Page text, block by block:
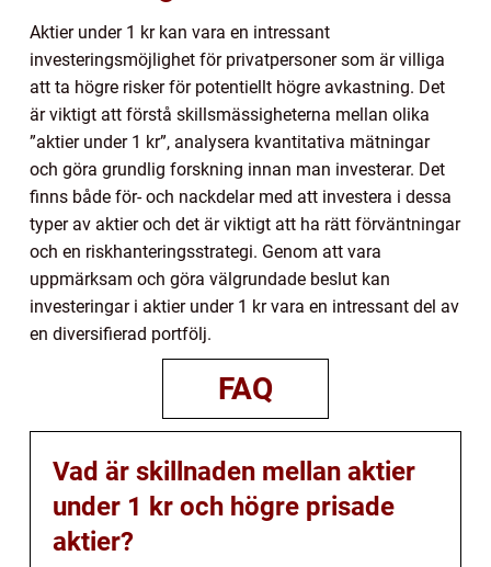
Aktier under 1 kr kan vara en intressant
investeringsmöjlighet för privatpersoner som är villiga
att ta högre risker för potentiellt högre avkastning. Det
är viktigt att förstå skillsmässigheterna mellan olika
”aktier under 1 kr”, analysera kvantitativa mätningar
och göra grundlig forskning innan man investerar. Det
finns både för- och nackdelar med att investera i dessa
typer av aktier och det är viktigt att ha rätt förväntningar
och en riskhanteringsstrategi. Genom att vara
uppmärksam och göra välgrundade beslut kan
investeringar i aktier under 1 kr vara en intressant del av
en diversifierad portfölj.
FAQ
Vad är skillnaden mellan aktier
under 1 kr och högre prisade
aktier?